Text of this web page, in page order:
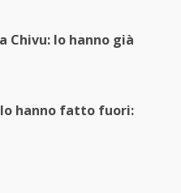
Chivu: lo hanno già
hanno fatto fuori: